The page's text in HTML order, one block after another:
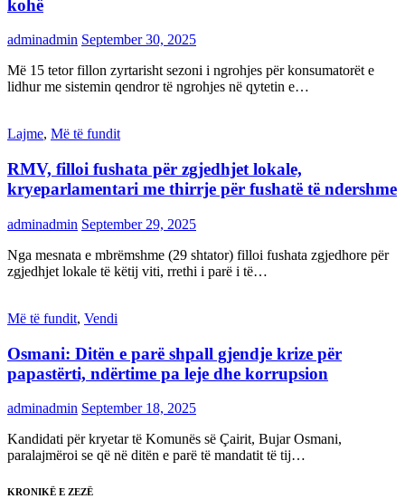
kohë
adminadmin September 30, 2025
Më 15 tetor fillon zyrtarisht sezoni i ngrohjes për konsumatorët e
lidhur me sistemin qendror të ngrohjes në qytetin e…
Lajme, Më të fundit
RMV, filloi fushata për zgjedhjet lokale,
kryeparlamentari me thirrje për fushatë të ndershme
adminadmin September 29, 2025
Nga mesnata e mbrëmshme (29 shtator) filloi fushata zgjedhore për
zgjedhjet lokale të këtij viti, rrethi i parë i të…
Më të fundit, Vendi
Osmani: Ditën e parë shpall gjendje krize për
papastërti, ndërtime pa leje dhe korrupsion
adminadmin September 18, 2025
Kandidati për kryetar të Komunës së Çairit, Bujar Osmani,
paralajmëroi se që në ditën e parë të mandatit të tij…
KRONIKË E ZEZË